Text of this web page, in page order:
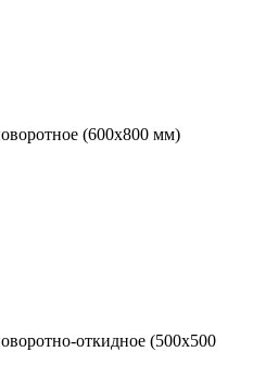
(600х800 мм)
откидное (500х500